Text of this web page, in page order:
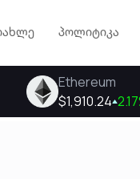
პოლიტიკა